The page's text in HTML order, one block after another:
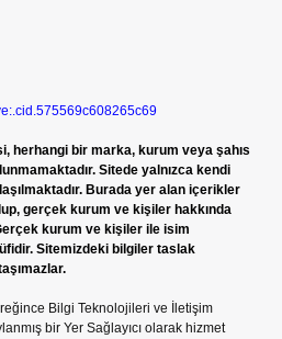
herhangi bir marka, kurum veya şahıs
Sitede yalnızca kendi
Burada yer alan içerikler
gerçek kurum ve kişiler hakkında
kurum ve kişiler ile isim
Sitemizdeki bilgiler taslak
Bilgi Teknolojileri ve İletişim
bir Yer Sağlayıcı olarak hizmet